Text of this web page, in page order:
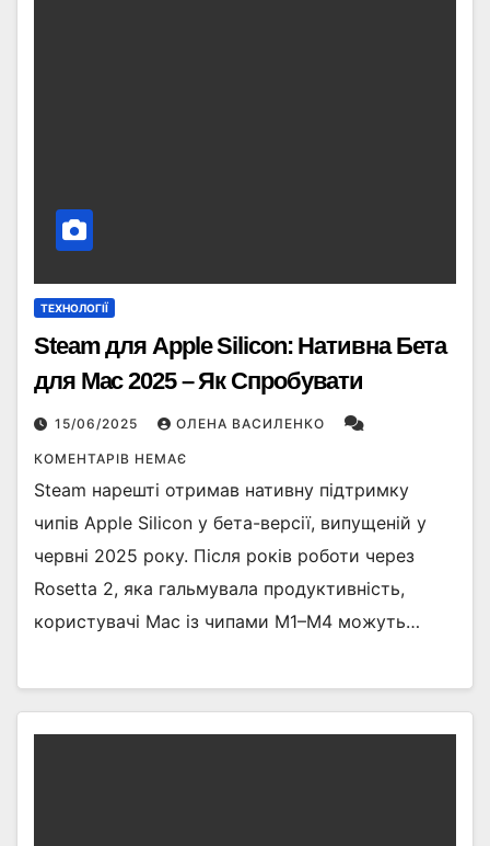
ТЕХНОЛОГІЇ
Steam для Apple Silicon: Нативна Бета
для Mac 2025 – Як Спробувати
15/06/2025 ОЛЕНА ВАСИЛЕНКО
КОМЕНТАРІВ НЕМАЄ
Steam нарешті отримав нативну підтримку
чипів Apple Silicon у бета-версії, випущеній у
червні 2025 року. Після років роботи через
Rosetta 2, яка гальмувала продуктивність,
користувачі Mac із чипами M1–M4 можуть…